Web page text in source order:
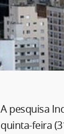
A pesquisa
quinta-feira